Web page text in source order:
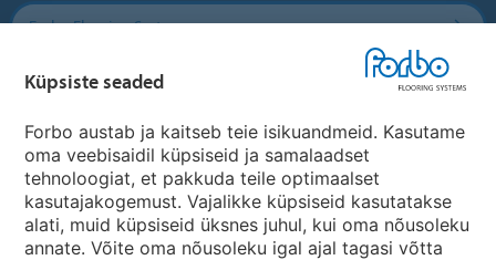
Forbo Flooring Systems
Forbo Movement Systems
Riikide saidid
Vali oma riik
Küpsiste seaded
Forbo austab ja kaitseb teie isikuandmeid. Kasutame
oma veebisaidil küpsiseid ja samalaadset
tehnoloogiat, et pakkuda teile optimaalset
kasutajakogemust. Vajalikke küpsiseid kasutatakse
alati, muid küpsiseid üksnes juhul, kui oma nõusoleku
annate. Võite oma nõusoleku igal ajal tagasi võtta